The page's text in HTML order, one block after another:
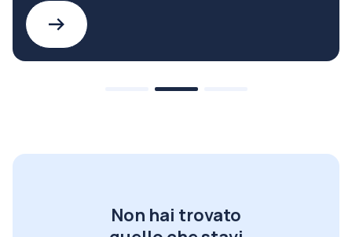
Non hai trovato